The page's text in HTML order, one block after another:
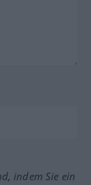
indem Sie ein